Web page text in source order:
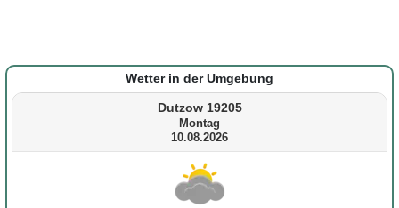
Wetter in der Umgebung
Dutzow 19205
Montag
10.08.2026